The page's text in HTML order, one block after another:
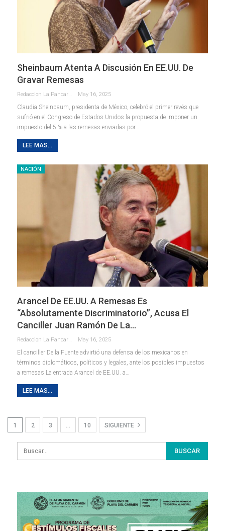
Sheinbaum Atenta A Discusión En EE.UU. De
Gravar Remesas
Redaccion La Pancarta De Quintana Roo May 16, 2025
Claudia Sheinbaum, presidenta de México, celebró el primer revés que
sufrió en el Congreso de Estados Unidos la propuesta de imponer un
impuesto del 5 % a las remesas enviadas por…
LEE MAS...
NACIÓN
Arancel De EE.UU. A Remesas Es
“absolutamente Discriminatorio”, Acusa El
Canciller Juan Ramón De La…
Redaccion La Pancarta De Quintana Roo May 16, 2025
El canciller De la Fuente advirtió una defensa de los mexicanos en
términos diplomáticos, políticos y legales, ante los posibles impuestos
a remesas La entrada Arancel de EE.UU. a…
LEE MAS...
1 2 3 … 10 SIGUIENTE